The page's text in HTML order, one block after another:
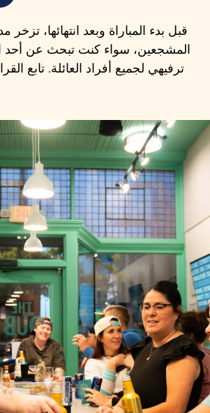
قبل بدء المباراة وبعد انتهائها،
المشجعين، سواء كنت تبحث عن أحد
ترفيهي لجميع أفراد العائلة. تابع